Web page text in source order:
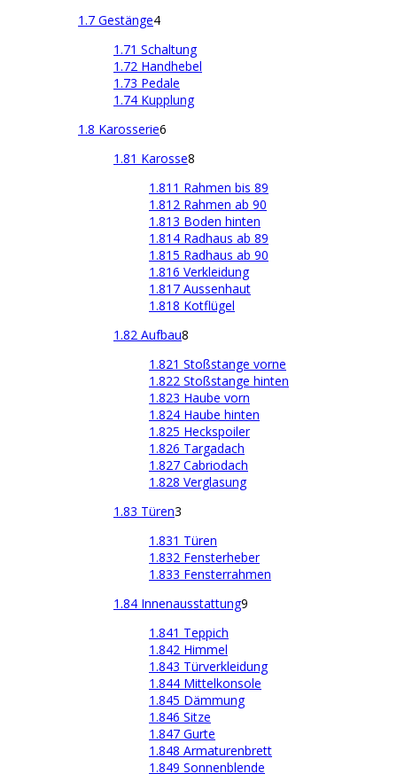
1.7 Gestänge4
1.71 Schaltung
1.72 Handhebel
1.73 Pedale
1.74 Kupplung
1.8 Karosserie6
1.81 Karosse8
1.811 Rahmen bis 89
1.812 Rahmen ab 90
1.813 Boden hinten
1.814 Radhaus ab 89
1.815 Radhaus ab 90
1.816 Verkleidung
1.817 Aussenhaut
1.818 Kotflügel
1.82 Aufbau8
1.821 Stoßstange vorne
1.822 Stoßstange hinten
1.823 Haube vorn
1.824 Haube hinten
1.825 Heckspoiler
1.826 Targadach
1.827 Cabriodach
1.828 Verglasung
1.83 Türen3
1.831 Türen
1.832 Fensterheber
1.833 Fensterrahmen
1.84 Innenausstattung9
1.841 Teppich
1.842 Himmel
1.843 Türverkleidung
1.844 Mittelkonsole
1.845 Dämmung
1.846 Sitze
1.847 Gurte
1.848 Armaturenbrett
1.849 Sonnenblende